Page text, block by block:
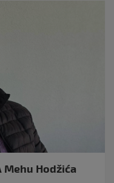
Mehu Hodžića